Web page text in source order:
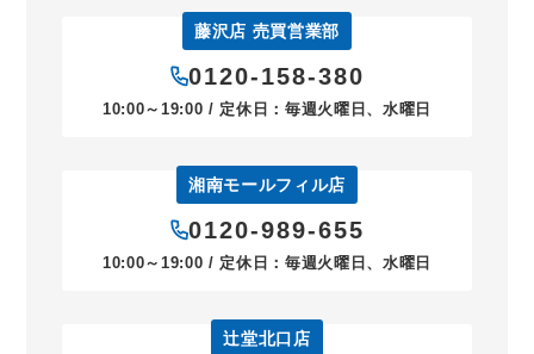
藤沢店 売買営業部
0120-158-380
10:00～19:00 / 定休日：毎週火曜日、水曜日
湘南モールフィル店
0120-989-655
10:00～19:00 / 定休日：毎週火曜日、水曜日
辻堂北口店